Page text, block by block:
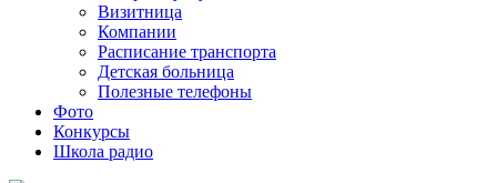
Визитница
Компании
Расписание транспорта
Детская больница
Полезные телефоны
Фото
Конкурсы
Школа радио